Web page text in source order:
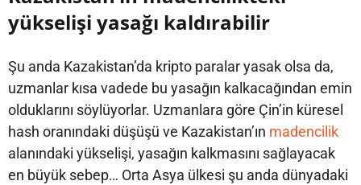
yükselişi yasağı kaldırabilir
Şu anda Kazakistan’da kripto paralar yasak olsa da,
uzmanlar kısa vadede bu yasağın kalkacağından emin
olduklarını söylüyorlar. Uzmanlara göre Çin’in küresel
hash oranındaki düşüşü ve Kazakistan’ın madencilik
alanındaki yükselişi, yasağın kalkmasını sağlayacak
en büyük sebep… Orta Asya ülkesi şu anda dünyadaki